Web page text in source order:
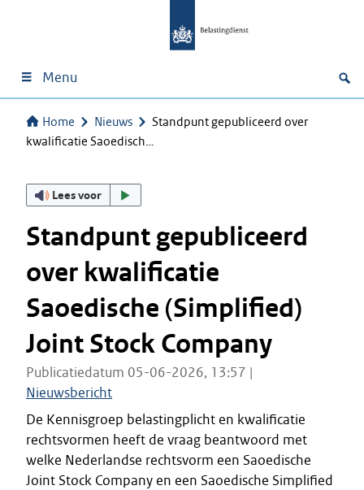
Menu
Home Nieuws
Standpunt gepubliceerd over
kwalificatie Saoedisch…
Lees voor
Standpunt gepubliceerd
over kwalificatie
Saoedische (Simplified)
Joint Stock Company
Publicatiedatum 05-06-2026, 13:57 |
Nieuwsbericht
De Kennisgroep belastingplicht en kwalificatie
rechtsvormen heeft de vraag beantwoord met
welke Nederlandse rechtsvorm een Saoedische
Joint Stock Company en een Saoedische Simplified